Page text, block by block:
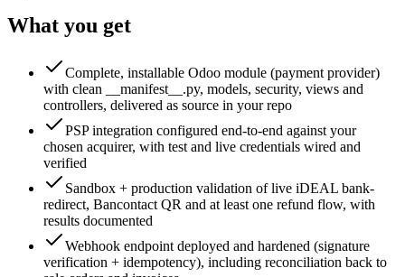
What you get
Complete, installable Odoo module (payment provider)
with clean __manifest__.py, models, security, views and
controllers, delivered as source in your repo
PSP integration configured end-to-end against your
chosen acquirer, with test and live credentials wired and
verified
Sandbox + production validation of live iDEAL bank-
redirect, Bancontact QR and at least one refund flow, with
results documented
Webhook endpoint deployed and hardened (signature
verification + idempotency), including reconciliation back to